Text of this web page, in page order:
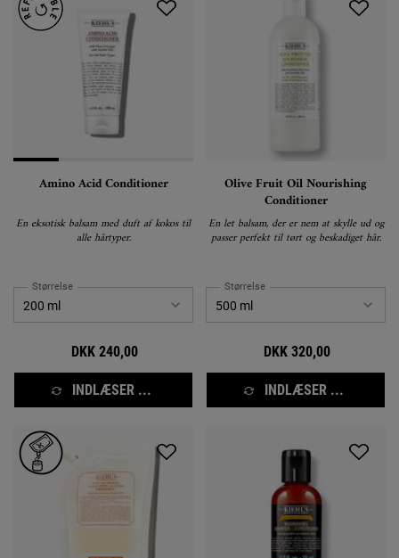
Amino Acid Conditioner
En eksotisk balsam med duft af kokos til
alle hårtyper.
Størrelse
DKK 240,00
INDLÆSER ...
Olive Fruit Oil Nourishing
Conditioner
En let balsam, der er nem at skylle ud og
passer perfekt til tørt og beskadiget hår.
Størrelse
DKK 320,00
INDLÆSER ...